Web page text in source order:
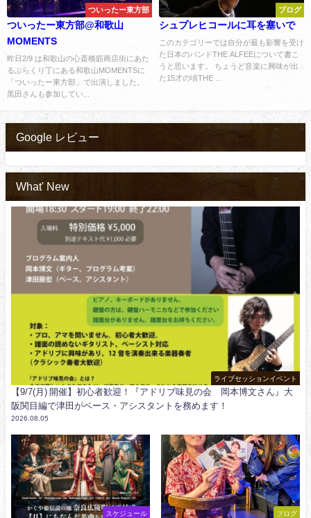
ついったー東方部
ついったー東方部@和歌山
MOMENTS
昨日2/9 は和歌山の心斎橋筋商店街にあた
るぶらくり丁にある和歌山MOMENTSに
「ついったー東方部」で出演しました。
黒田さんも参加してい...
ブログ
シュプレヒコールに耳を塞いで
このカテゴリーでは自分が最も影響を受け
た日本のバンドTHE ALFEEについて書こ
うと思います。 ちょうど音楽に興味が出
た15才の頃THE ...
Google レビュー
What' New
ライブセッションイベント
【9/7(月) 開催】初心者歓迎！『アドリブ味見の会 岡本博文さん』大
阪関目編で津田がベース・アシスタントを務めます！
2026.08.05
スケジュール ブログ